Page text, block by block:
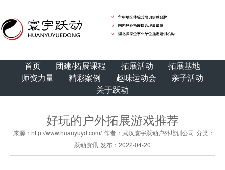
首页 团建/拓展课程 拓展活动
拓展基地
师资力量
精彩案例 趣味运动会
亲子活动
关于跃动
好玩的户外拓展游戏推荐
来源：http://www.huanyuyd.com/ 作者：武汉寰宇跃动户外培训公司 分类：
跃动资讯 发布：2022-04-20